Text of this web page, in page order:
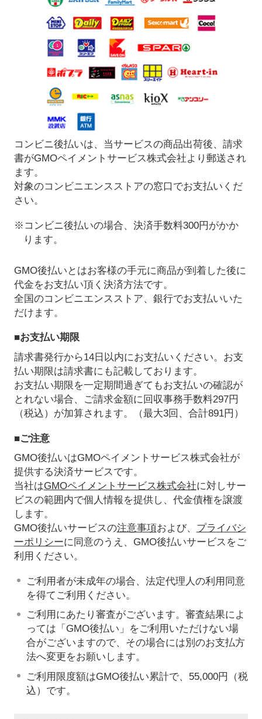
コンビニ後払いは、当サービスの商品出荷後、請求
書がGMOペイメントサービス株式会社より郵送され
ます。
対象のコンビニエンスストアの窓口でお支払いくだ
さい。
※コンビニ後払いの場合、決済手数料300円がかか
ります。
GMO後払いとはお客様の手元に商品が到着した後に
代金をお支払い頂く決済方法です。
全国のコンビニエンスストア、銀行でお支払いいた
だけます。
■お支払い期限
請求書発行から14日以内にお支払いください。お支
払い期限は請求書にも記載しております。
お支払い期限を一定期間過ぎてもお支払いの確認が
とれない場合、ご請求金額に回収事務手数料297円
（税込）が加算されます。（最大3回、合計891円）
■ご注意
GMO後払いはGMOペイメントサービス株式会社が
提供する決済サービスです。
当社はGMOペイメントサービス株式会社に対しサー
ビスの範囲内で個人情報を提供し、代金債権を譲渡
します。
GMO後払いサービスの注意事項および、 プライバシ
ーポリシーに同意のうえ、GMO後払いサービスをご
利用ください。
ご利用者が未成年の場合、法定代理人の利用同意
を得てご利用ください。
ご利用にあたり審査がございます。審査結果によ
っては「GMO後払い」をご利用いただけない場
合がございますので、その場合には別のお支払方
法へ変更をお願いします。
ご利用限度額はGMO後払い累計で、55,000円（税
込）です。